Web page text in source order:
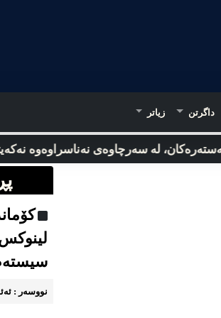
داگرتن زیاتر
لە سەرچاوەی نەناسراوەوە
نووسه‌ر :